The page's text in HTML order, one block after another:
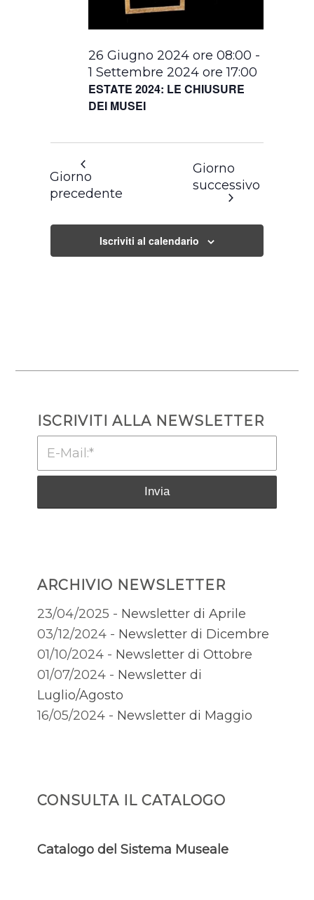
ESTATE 2024: LE CHIUSURE
DEI MUSEI
26 Giugno 2024 ore 08:00 -
1 Settembre 2024 ore 17:00
Giorno
precedente
Giorno
successivo
Iscriviti al calendario
ISCRIVITI ALLA NEWSLETTER
ARCHIVIO NEWSLETTER
23/04/2025 - Newsletter di Aprile
03/12/2024 - Newsletter di Dicembre
01/10/2024 - Newsletter di Ottobre
01/07/2024 - Newsletter di
Luglio/Agosto
16/05/2024 - Newsletter di Maggio
CONSULTA IL CATALOGO
Catalogo del Sistema Museale